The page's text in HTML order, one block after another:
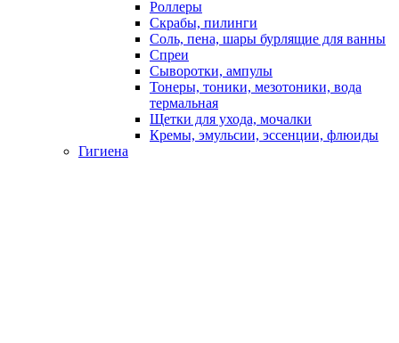
Роллеры
Скрабы, пилинги
Соль, пена, шары бурлящие для ванны
Спреи
Сыворотки, ампулы
Тонеры, тоники, мезотоники, вода
термальная
Щетки для ухода, мочалки
Кремы, эмульсии, эссенции, флюиды
Гигиена